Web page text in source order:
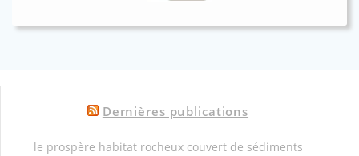
Dernières publications
le prospère habitat rocheux couvert de sédiments